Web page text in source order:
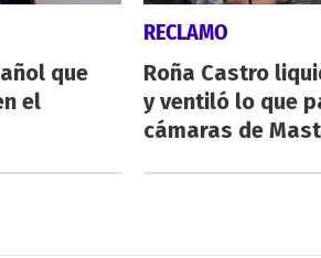
que
el
RECLAMO
Roña Castro
y ventiló lo que
cámaras de